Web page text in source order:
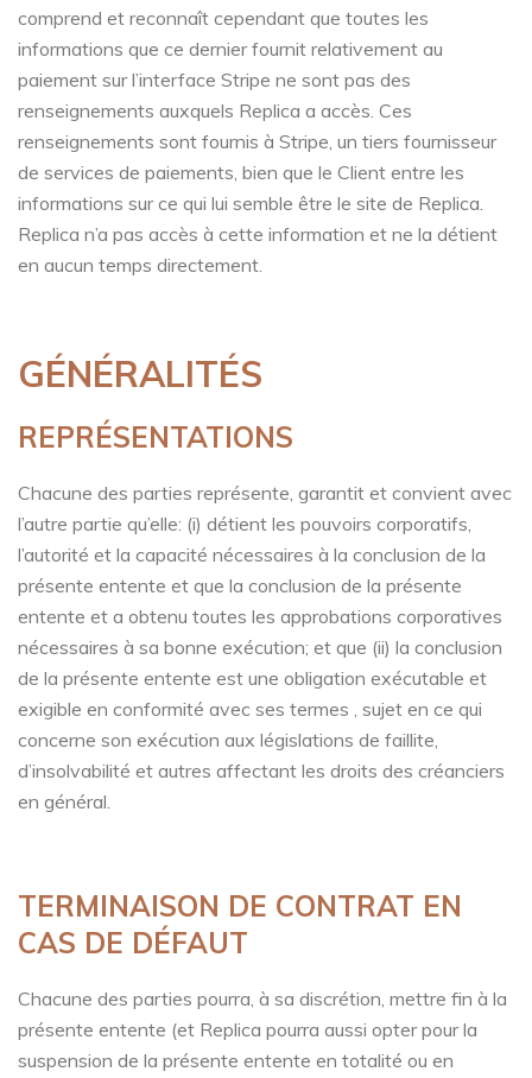
comprend et reconnaît cependant que toutes les
informations que ce dernier fournit relativement au
paiement sur l’interface Stripe ne sont pas des
renseignements auxquels Replica a accès. Ces
renseignements sont fournis à Stripe, un tiers fournisseur
de services de paiements, bien que le Client entre les
informations sur ce qui lui semble être le site de Replica.
Replica n’a pas accès à cette information et ne la détient
en aucun temps directement.
GÉNÉRALITÉS
REPRÉSENTATIONS
Chacune des parties représente, garantit et convient avec
l’autre partie qu’elle: (i) détient les pouvoirs corporatifs,
l’autorité et la capacité nécessaires à la conclusion de la
présente entente et que la conclusion de la présente
entente et a obtenu toutes les approbations corporatives
nécessaires à sa bonne exécution; et que (ii) la conclusion
de la présente entente est une obligation exécutable et
exigible en conformité avec ses termes , sujet en ce qui
concerne son exécution aux législations de faillite,
d’insolvabilité et autres affectant les droits des créanciers
en général.
TERMINAISON DE CONTRAT EN
CAS DE DÉFAUT
Chacune des parties pourra, à sa discrétion, mettre fin à la
présente entente (et Replica pourra aussi opter pour la
suspension de la présente entente en totalité ou en